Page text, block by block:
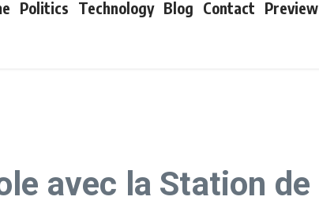
Politics Technology Blog Contact Preview
avec la Station de